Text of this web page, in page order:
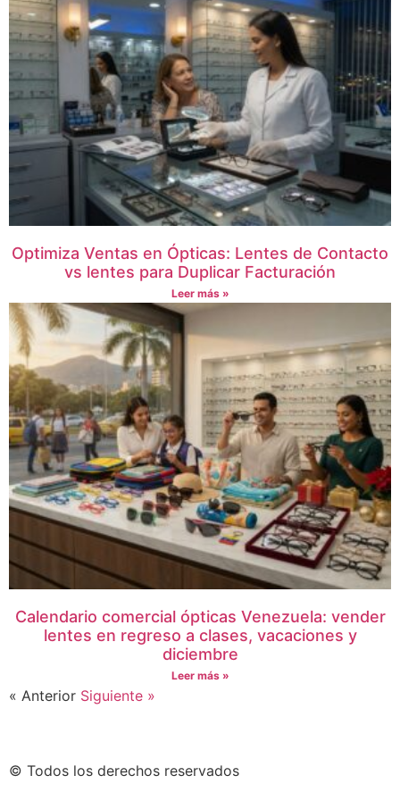
Optimiza Ventas en Ópticas: Lentes de Contacto
vs lentes para Duplicar Facturación
Leer más »
Calendario comercial ópticas Venezuela: vender
lentes en regreso a clases, vacaciones y
diciembre
Leer más »
« Anterior Siguiente »
© Todos los derechos reservados